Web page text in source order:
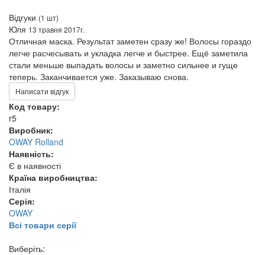
Відгуки (1 шт)
Юля 13 травня 2017г.
Отличная маска. Результат заметен сразу же! Волосы гораздо
легче расчесывать и укладка легче и быстрее. Ещё заметила
стали меньше выпадать волосы и заметно сильнее и гуще
теперь. Заканчивается уже. Заказываю снова.
Написати відгук
Код товару:
r5
Виробник:
OWAY Rolland
Наявність:
Є в наявності
Країна виробництва:
Італія
Серія:
OWAY
Всі товари серії
Виберіть: